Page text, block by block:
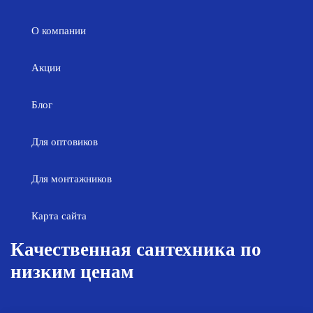
О компании
Акции
Блог
Для оптовиков
Для монтажников
Карта сайта
Качественная сантехника по
низким ценам